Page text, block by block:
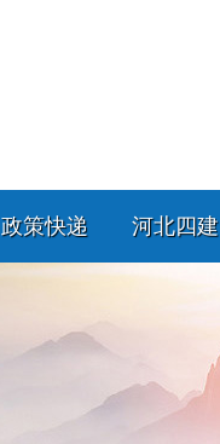
政策快递 河北四建